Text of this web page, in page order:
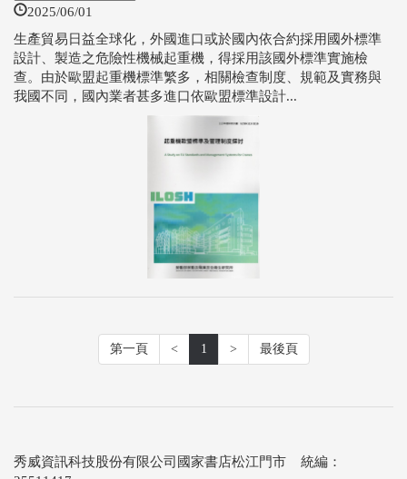
2025/06/01
生產貿易日益全球化，外國進口或於國內依合約採用國外標準
設計、製造之危險性機械起重機，得採用該國外標準實施檢
查。由於歐盟起重機標準繁多，相關檢查制度、規範及實務與
我國不同，國內業者甚多進口依歐盟標準設計...
第一頁 < 1 > 最後頁
秀威資訊科技股份有限公司國家書店松江門市 統編：